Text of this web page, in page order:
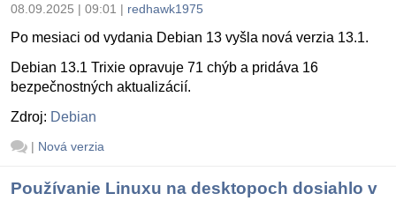
08.09.2025 | 09:01 | redhawk1975
Po mesiaci od vydania Debian 13 vyšla nová verzia 13.1.
Debian 13.1 Trixie opravuje 71 chýb a pridáva 16
bezpečnostných aktualizácií.
Zdroj: Debian
| Nová verzia
Používanie Linuxu na desktopoch dosiahlo v